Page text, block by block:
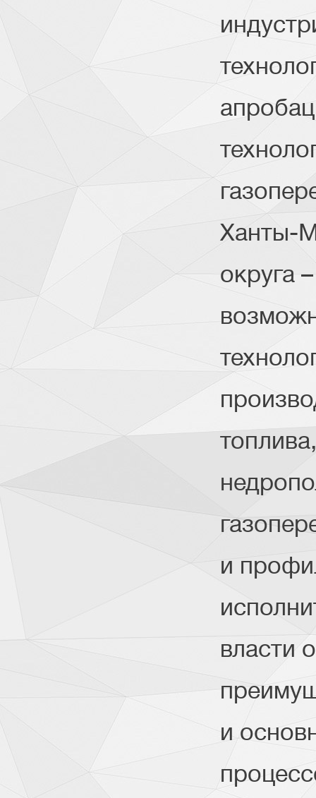
Ханты-
округа
и
власти
и